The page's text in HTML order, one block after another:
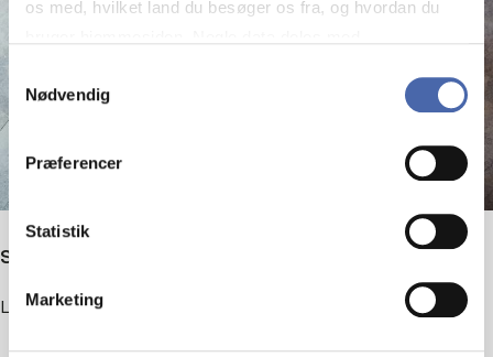
os med, hvilket land du besøger os fra, og hvordan du
markedsføring. Du bestemmer selv - og kan altid trække
Nødvendig
Præferencer
Statistik
Marketing
Se alle kurser på Master i Skat
Læs om alle kurser der udbydes på Master i Skat.